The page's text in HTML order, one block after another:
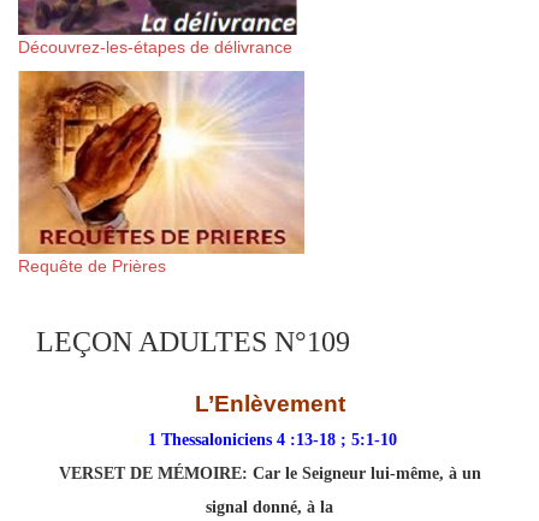
Découvrez-les-étapes de délivrance
Requête de Prières
LEÇON ADULTES N°109
L’Enlèvement
1 Thessaloniciens 4 :13-18 ; 5:1-10
VERSET DE MÉMOIRE: Car le Seigneur lui-même, à un
signal donné, à la